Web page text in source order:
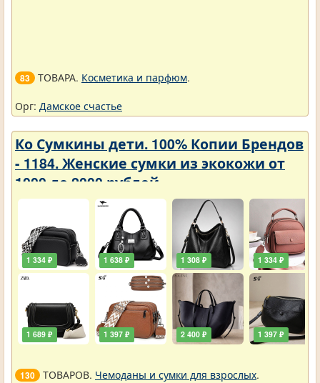
83 ТОВАРА. Косметика и парфюм.
Орг: Дамское счастье
Ко Сумкины дети. 100% Копии Брендов
- 1184. Женские сумки из экокожи от
1000 до 2000 рублей
1 334 ₽
1 689 ₽
1 638 ₽
1 397 ₽
1 308 ₽
2 400 ₽
1 334 ₽
1 397 ₽
130 ТОВАРОВ. Чемоданы и сумки для взрослых.